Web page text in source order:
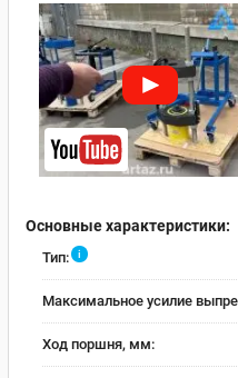
Основные характеристики:
Тип: i
Максимальное усилие
Ход поршня, мм: